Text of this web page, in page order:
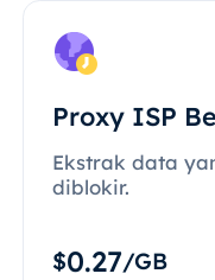
Proxy ISP
Ekstrak data
diblokir.
$0.27/GB